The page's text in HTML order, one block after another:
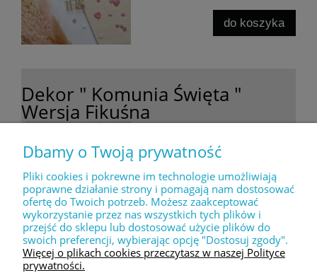
do koszyka
Dekor " Komunia Święta "
Wersja Fikuśna
Wysyłka w: 1-2 dni robocze
10,50 zł
Cena zawiera 23,00% VAT
Cena netto:
do koszyka
Dbamy o Twoją prywatność
Pliki cookies i pokrewne im technologie umożliwiają
poprawne działanie strony i pomagają nam dostosować
ofertę do Twoich potrzeb. Możesz zaakceptować
wykorzystanie przez nas wszystkich tych plików i
przejść do sklepu lub dostosować użycie plików do
swoich preferencji, wybierając opcję "Dostosuj zgody".
Więcej o plikach cookies przeczytasz w naszej Polityce
prywatności.